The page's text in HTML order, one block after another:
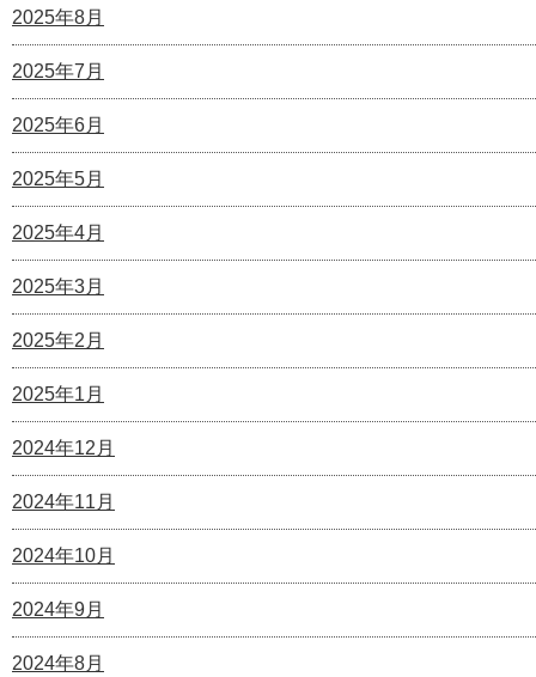
2025年8月
2025年7月
2025年6月
2025年5月
2025年4月
2025年3月
2025年2月
2025年1月
2024年12月
2024年11月
2024年10月
2024年9月
2024年8月